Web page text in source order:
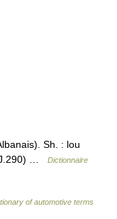
Sh. : lou
…
Dictionnaire
of automotive terms